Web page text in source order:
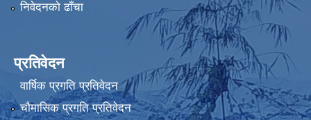
निवेदनको ढाँचा
प्रतिवेदन
वार्षिक प्रगति प्रतिवेदन
चौमासिक प्रगति प्रतिवेदन